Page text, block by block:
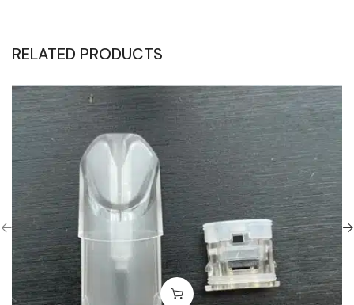
RELATED PRODUCTS